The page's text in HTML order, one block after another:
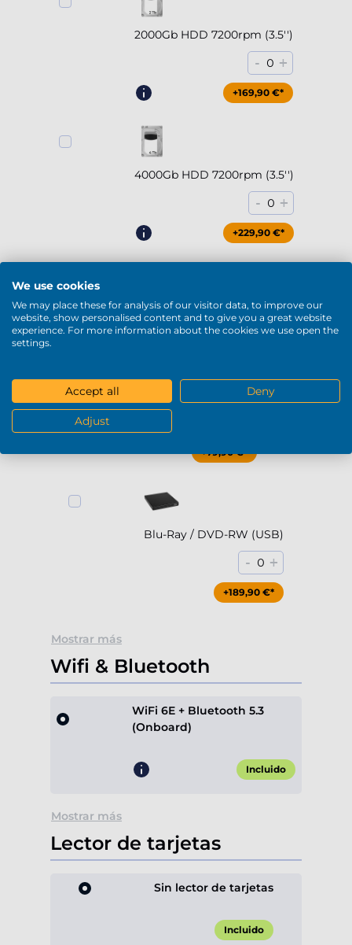
2000Gb HDD 7200rpm (3.5'')
- 0 +
+169,90 €*
4000Gb HDD 7200rpm (3.5'')
- 0 +
+229,90 €*
Mostrar más
DVD / Blu-Ray
DVD-RW (USB)
+79,90 €*
Blu-Ray / DVD-RW (USB)
- 0 +
+189,90 €*
Mostrar más
Wifi & Bluetooth
WiFi 6E + Bluetooth 5.3
(Onboard)
Incluido
Mostrar más
Lector de tarjetas
Sin lector de tarjetas
Incluido
We use cookies
We may place these for analysis of our visitor data, to improve our
website, show personalised content and to give you a great website
experience. For more information about the cookies we use open the
settings.
Accept all Deny
Adjust